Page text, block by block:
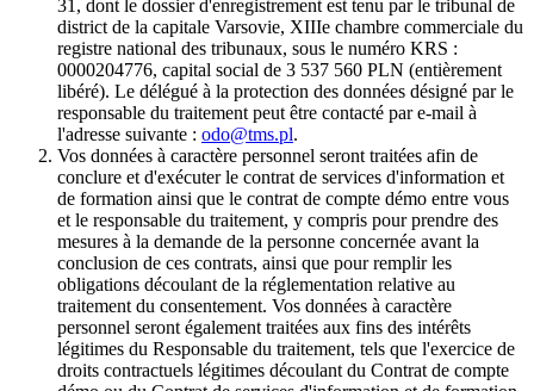
31, dont le dossier d'enregistrement est tenu par le tribunal de
district de la capitale Varsovie, XIIIe chambre commerciale du
registre national des tribunaux, sous le numéro KRS :
0000204776, capital social de 3 537 560 PLN (entièrement
libéré). Le délégué à la protection des données désigné par le
responsable du traitement peut être contacté par e-mail à
l'adresse suivante : odo@tms.pl.
Vos données à caractère personnel seront traitées afin de
conclure et d'exécuter le contrat de services d'information et
de formation ainsi que le contrat de compte démo entre vous
et le responsable du traitement, y compris pour prendre des
mesures à la demande de la personne concernée avant la
conclusion de ces contrats, ainsi que pour remplir les
obligations découlant de la réglementation relative au
traitement du consentement. Vos données à caractère
personnel seront également traitées aux fins des intérêts
légitimes du Responsable du traitement, tels que l'exercice de
droits contractuels légitimes découlant du Contrat de compte